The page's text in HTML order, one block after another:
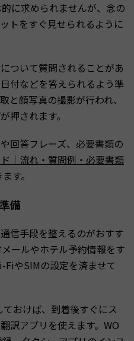
に求められませんが、念の
トをすぐ見せられるように
ついて質問されることがあ
付などを答えられるよう準
と顔写真の撮影が行われ、
押されます。
回答フレーズ、必要書類の
｜流れ・質問例・必要書類
す。
備
信手段を整えるのがおすす
ールやホテル予約情報をす
FiやSIMの設定を済ませて
おけば、到着後すぐにス
訳アプリを使えます。WO